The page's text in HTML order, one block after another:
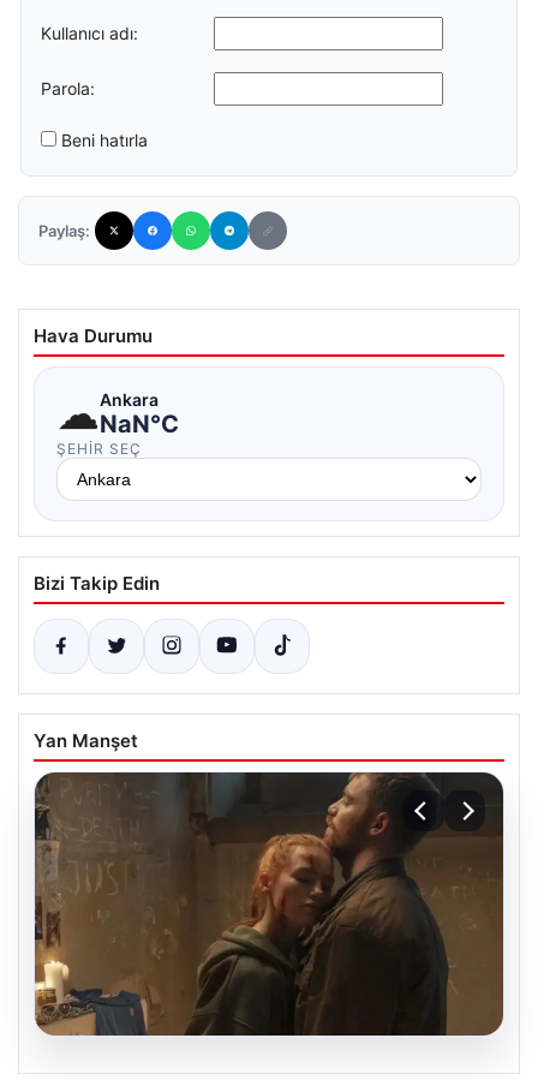
Kullanıcı adı:
Parola:
Beni hatırla
Paylaş:
Hava Durumu
☁Ankara
NaN°C
ŞEHIR SEÇ
Bizi Takip Edin
Yan Manşet
06.08.2026